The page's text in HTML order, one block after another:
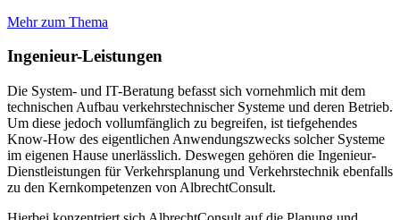
Mehr zum Thema
Ingenieur-Leistungen
Die System- und IT-Beratung befasst sich vornehmlich mit dem
technischen Aufbau verkehrstechnischer Systeme und deren Betrieb.
Um diese jedoch vollumfänglich zu begreifen, ist tiefgehendes
Know-How des eigentlichen Anwendungszwecks solcher Systeme
im eigenen Hause unerlässlich. Deswegen gehören die Ingenieur-
Dienstleistungen für Verkehrsplanung und Verkehrstechnik ebenfalls
zu den Kernkompetenzen von AlbrechtConsult.